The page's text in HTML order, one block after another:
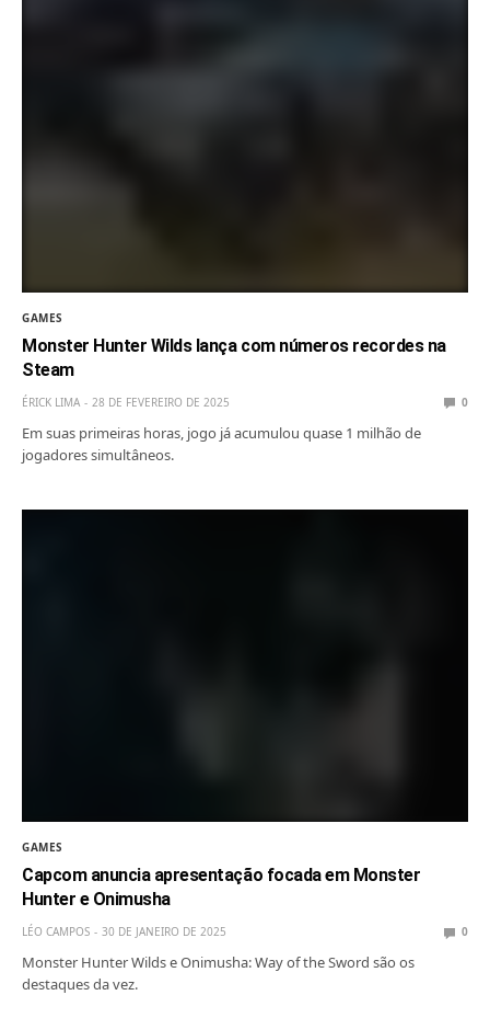
GAMES
Monster Hunter Wilds lança com números recordes na
Steam
ÉRICK LIMA 28 DE FEVEREIRO DE 2025 0
Em suas primeiras horas, jogo já acumulou quase 1 milhão de
jogadores simultâneos.
GAMES
Capcom anuncia apresentação focada em Monster
Hunter e Onimusha
LÉO CAMPOS 30 DE JANEIRO DE 2025 0
Monster Hunter Wilds e Onimusha: Way of the Sword são os
destaques da vez.